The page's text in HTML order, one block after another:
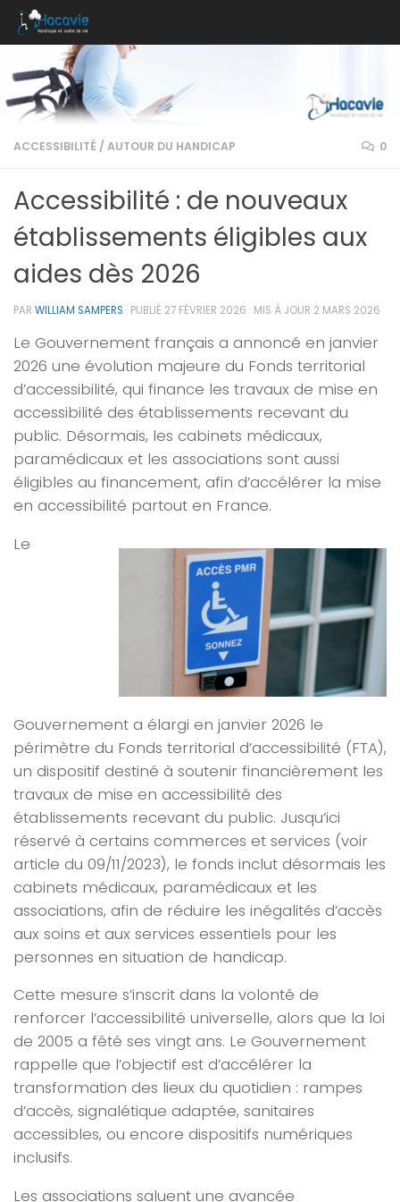
Au dessous du contenu
ACCESSIBILITÉ / AUTOUR DU HANDICAP 0
Accessibilité : de nouveaux
établissements éligibles aux
aides dès 2026
PAR WILLIAM SAMPERS · PUBLIÉ 27 FÉVRIER 2026 · MIS À JOUR 2 MARS 2026
Le Gouvernement français a annoncé en janvier
2026 une évolution majeure du Fonds territorial
d’accessibilité, qui finance les travaux de mise en
accessibilité des établissements recevant du
public. Désormais, les cabinets médicaux,
paramédicaux et les associations sont aussi
éligibles au financement, afin d’accélérer la mise
en accessibilité partout en France.
Le
Gouvernement a élargi en janvier 2026 le
périmètre du Fonds territorial d’accessibilité (FTA),
un dispositif destiné à soutenir financièrement les
travaux de mise en accessibilité des
établissements recevant du public. Jusqu’ici
réservé à certains commerces et services (voir
article du 09/11/2023), le fonds inclut désormais les
cabinets médicaux, paramédicaux et les
associations, afin de réduire les inégalités d’accès
aux soins et aux services essentiels pour les
personnes en situation de handicap.
Cette mesure s’inscrit dans la volonté de
renforcer l’accessibilité universelle, alors que la loi
de 2005 a fêté ses vingt ans. Le Gouvernement
rappelle que l’objectif est d’accélérer la
transformation des lieux du quotidien : rampes
d’accès, signalétique adaptée, sanitaires
accessibles, ou encore dispositifs numériques
inclusifs.
Les associations saluent une avancée